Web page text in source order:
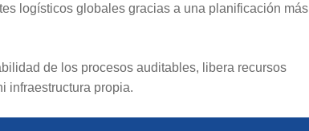
logísticos globales gracias a una planificación más
de los procesos auditables, libera recursos
infraestructura propia.